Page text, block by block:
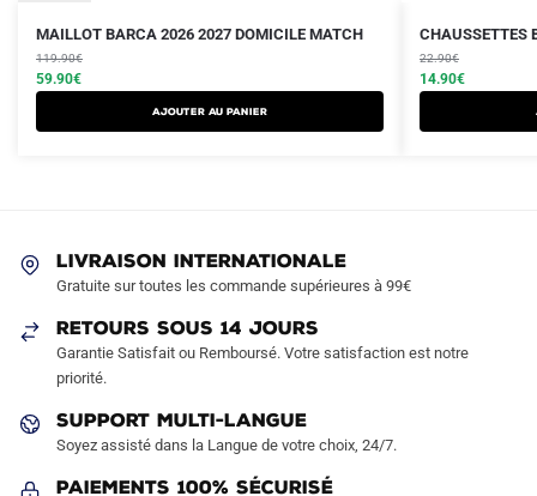
MAILLOT BARCA 2026 2027 DOMICILE MATCH
119.90€
Le
prix
initial
était :
59.90€
Le
prix
actuel
est :
AJOUTER AU PANIER
Ce
produit
a
être
choisies
sur
page
produit
CHAUSSETTES
22.90€
Le
prix
initial
était :
14.90€
Le
prix
actuel
est :
LIVRAISON INTERNATIONALE
Gratuite sur toutes les commande supérieures à 99€
RETOURS SOUS 14 JOURS
Garantie Satisfait ou Remboursé. Votre satisfaction est notre
priorité.
SUPPORT MULTI-LANGUE
Soyez assisté dans la Langue de votre choix, 24/7.
Paiements 100% Sécurisé